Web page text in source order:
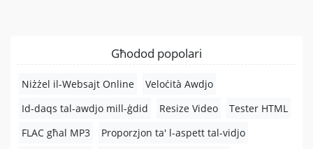
Għodod popolari
Niżżel il-Websajt Online
Veloċità Awdjo
Id-daqs tal-awdjo mill-ġdid
Resize Video
Tester HTML
FLAC għal MP3
Proporzjon ta' l-aspett tal-vidjo